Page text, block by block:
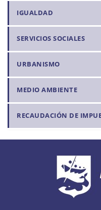
IGUALDAD
SERVICIOS SOCIALES
URBANISMO
MEDIO AMBIENTE
RECAUDACIÓN DE